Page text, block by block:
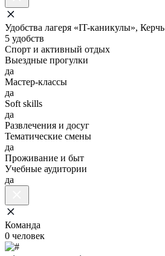
Удобства лагеря «IT-каникулы», Керчь
5 удобств
Спорт и активный отдых
Выездные прогулки
да
Мастер-классы
да
Soft skills
да
Развлечения и досуг
Тематические смены
да
Проживание и быт
Учебные аудитории
да
Команда
0 человек